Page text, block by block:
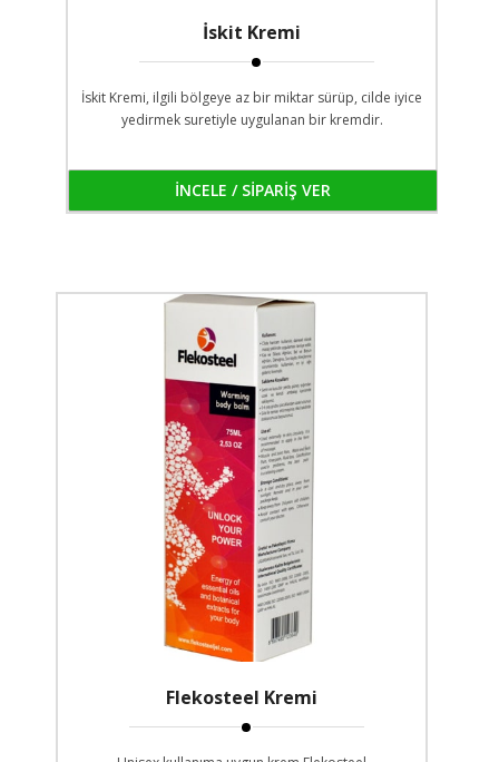
İskit Kremi
İskit Kremi, ilgili bölgeye az bir miktar sürüp, cilde iyice
yedirmek suretiyle uygulanan bir kremdir.
İNCELE / SİPARİŞ VER
Flekosteel Kremi